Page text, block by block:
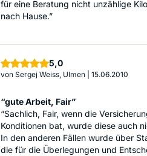
für eine Beratung nicht unzählige
nach Hause.”
5,0Sterne
von Sergej Weiss, Ulmen 15.06.2010
“gute Arbeit, Fair”
“Sachlich, Fair, wenn die
Konditionen bat, wurde diese auch
In den anderen Fällen wurde über
die für die Überlegungen und